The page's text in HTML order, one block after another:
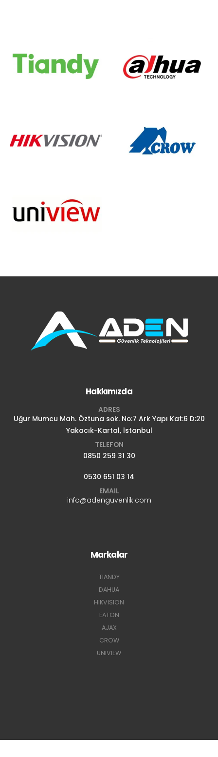
Hakkımızda
ADRES
Uğur Mumcu Mah. Öztuna sok. No:7 Ark Yapı Kat:6 D:20
Yakacık-Kartal, İstanbul
TELEFON
0850 259 31 30
0530 651 03 14
EMAIL
info@adenguvenlik.com
Markalar
TIANDY
DAHUA
HIKVISION
EATON
AJAX
CROW
UNIVIEW